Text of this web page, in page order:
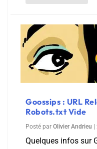
Goossips : URL
Robots.txt Vide
Posté par Olivier Andrieu
Quelques infos sur